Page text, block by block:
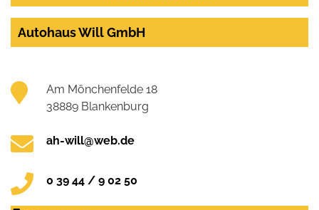
Autohaus Will GmbH
Am Mönchenfelde 18
38889 Blankenburg
ah-will@web.de
0 39 44 / 9 02 50